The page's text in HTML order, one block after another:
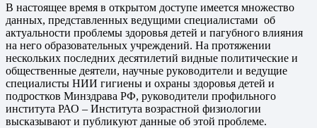
В настоящее время в открытом доступе имеется множество
данных, представленных ведущими специалистами об
актуальности проблемы здоровья детей и пагубного влияния
на него образовательных учреждений. На протяжении
нескольких последних десятилетий видные политические и
общественные деятели, научные руководители и ведущие
специалисты НИИ гигиены и охраны здоровья детей и
подростков Минздрава РФ, руководители профильного
института РАО – Института возрастной физиологии
высказывают и публикуют данные об этой проблеме.